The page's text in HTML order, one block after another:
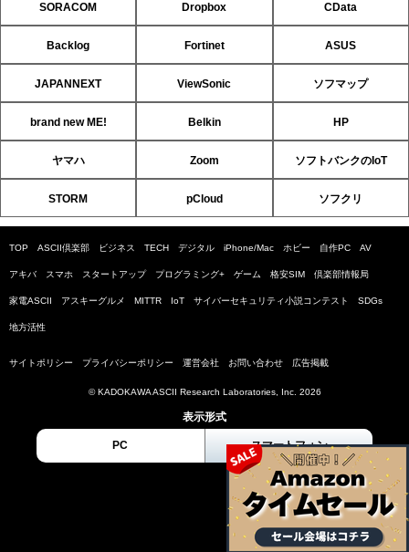
SORACOM Dropbox CData
Backlog Fortinet ASUS
JAPANNEXT ViewSonic ソフマップ
brand new ME! Belkin HP
ヤマハ Zoom ソフトバンクのIoT
STORM pCloud ソフクリ
TOP ASCII倶楽部 ビジネス TECH デジタル iPhone/Mac ホビー 自作PC AV
アキバ スマホ スタートアップ プログラミング+ ゲーム 格安SIM 倶楽部情報局
家電ASCII アスキーグルメ MITTR IoT サイバーセキュリティ小説コンテスト SDGs
地方活性
サイトポリシー プライバシーポリシー 運営会社 お問い合わせ 広告掲載
© KADOKAWA ASCII Research Laboratories, Inc. 2026
表示形式
PC スマートフォン